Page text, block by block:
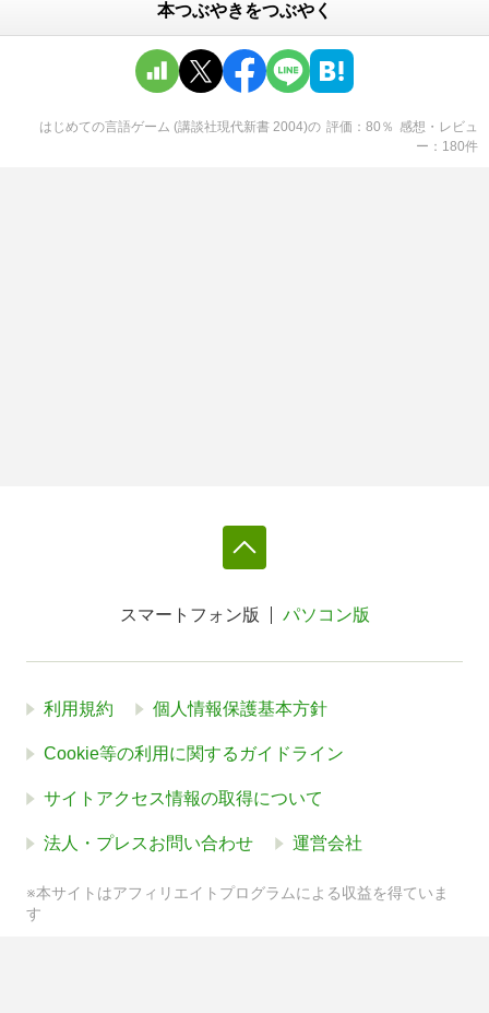
本つぶやきをつぶやく
はじめての言語ゲーム (講談社現代新書 2004)の 評価 80 ％ 感想・レビュ
ー
180件
スマートフォン版 パソコン版
利用規約 個人情報保護基本方針
Cookie等の利用に関するガイドライン
サイトアクセス情報の取得について
法人・プレスお問い合わせ 運営会社
※本サイトはアフィリエイトプログラムによる収益を得ていま
す